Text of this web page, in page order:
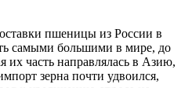
пшеницы из России в
самыми большими в мире, до
их часть направлялась в Азию,
зерна почти удвоился,